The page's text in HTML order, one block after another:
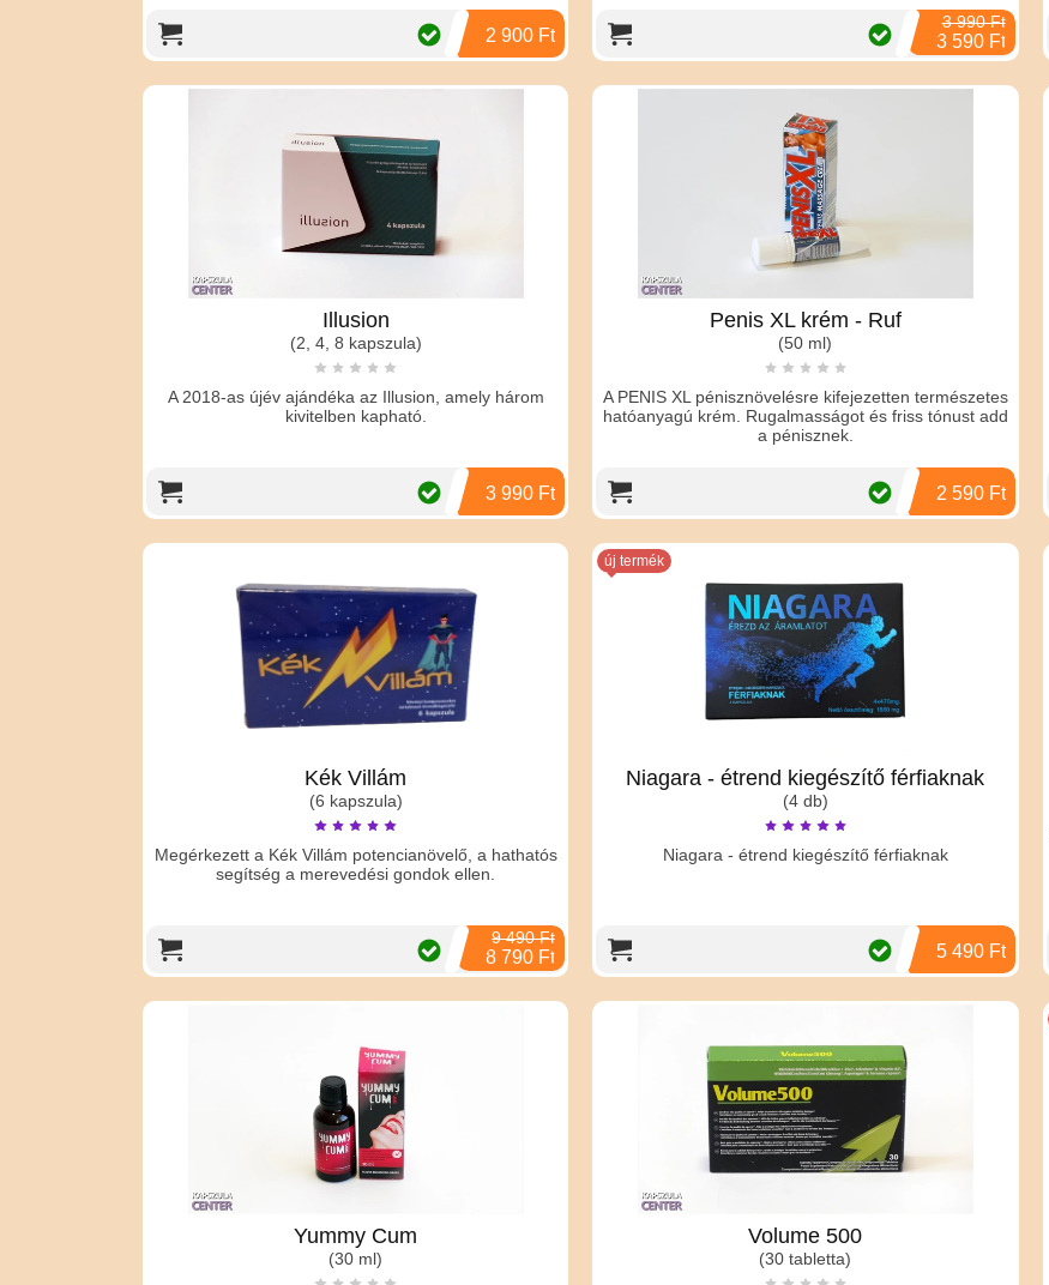
2 900 Ft
3 990 Ft
3 590 Ft
Illusion
(2, 4, 8 kapszula)
A 2018-as újév ajándéka az Illusion, amely három
kivitelben kapható.
3 990 Ft
Penis XL krém - Ruf
(50 ml)
A PENIS XL pénisznövelésre kifejezetten természetes
hatóanyagú krém. Rugalmasságot és friss tónust add
a pénisznek.
2 590 Ft
Kék Villám
(6 kapszula)
Megérkezett a Kék Villám potencianövelő, a hathatós
segítség a merevedési gondok ellen.
9 490 Ft
8 790 Ft
új termék
Niagara - étrend kiegészítő férfiaknak
(4 db)
Niagara - étrend kiegészítő férfiaknak
5 490 Ft
Yummy Cum
(30 ml)
Volume 500
(30 tabletta)